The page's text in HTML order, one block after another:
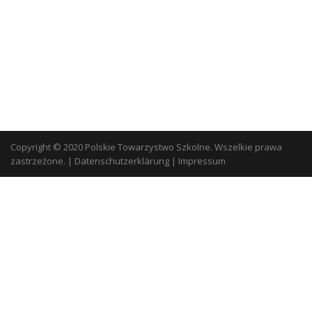
Copyright © 2020 Polskie Towarzystwo Szkolne. Wszelkie prawa
zastrzeżone. | Datenschutzerklärung | Impressum